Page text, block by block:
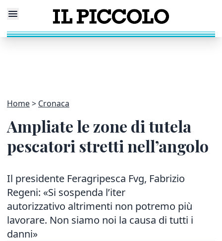
Home Cronaca
Ampliate le zone di tutela
pescatori stretti nell’angolo
Il presidente Feragripesca Fvg, Fabrizio
Regeni: «Si sospenda l’iter
autorizzativo altrimenti non potremo più
lavorare. Non siamo noi la causa di tutti i
danni»